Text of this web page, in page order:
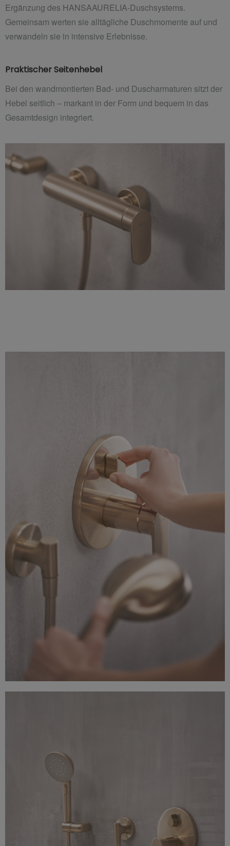
Ergänzung des HANSAAURELIA-Duschsystems.
Gemeinsam werten sie alltägliche Duschmomente auf und
verwandeln sie in intensive Erlebnisse.
Praktischer Seitenhebel
Bei den wandmontierten Bad- und Duscharmaturen sitzt der
Hebel seitlich – markant in der Form und bequem in das
Gesamtdesign integriert.